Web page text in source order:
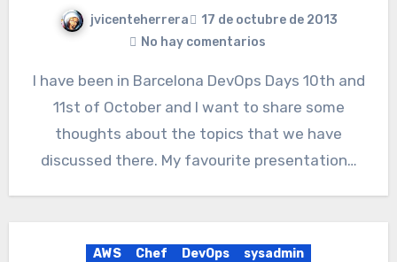
jvicenteherrera
17 de octubre de 2013
No hay comentarios
I have been in Barcelona DevOps Days 10th and
11st of October and I want to share some
thoughts about the topics that we have
discussed there. My favourite presentation…
AWS Chef DevOps sysadmin